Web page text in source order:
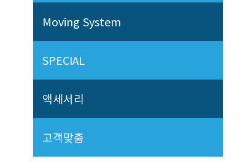
Moving System
SPECIAL
액세서리
고객맞춤